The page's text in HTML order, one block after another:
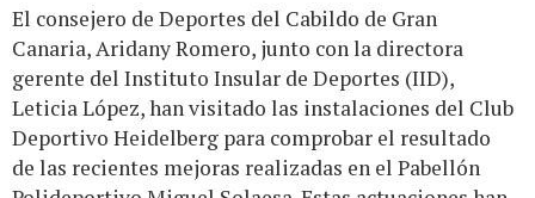
El consejero de Deportes del Cabildo de Gran
Canaria, Aridany Romero, junto con la directora
gerente del Instituto Insular de Deportes (IID),
Leticia López, han visitado las instalaciones del Club
Deportivo Heidelberg para comprobar el resultado
de las recientes mejoras realizadas en el Pabellón